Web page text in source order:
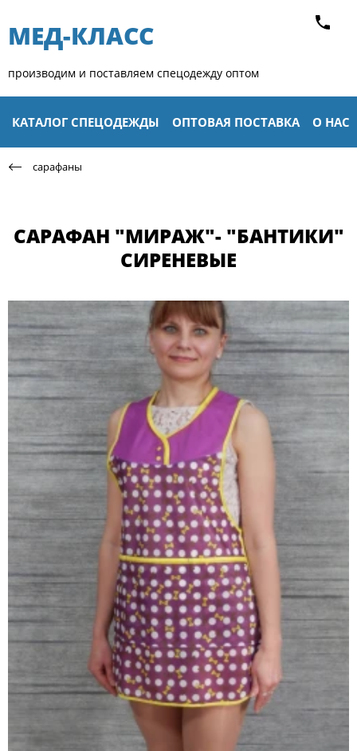
МЕД-КЛАСС​
производим и поставляем спецодежду оптом
КАТАЛОГ СПЕЦОДЕЖДЫ ОПТОВАЯ ПОСТАВКА О НАС
сарафаны
САРАФАН "МИРАЖ"- "БАНТИКИ"
СИРЕНЕВЫЕ